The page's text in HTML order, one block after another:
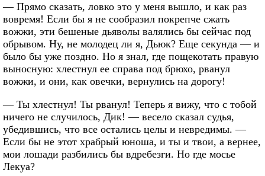
— Прямо сказать, ловко это у меня вышло, и как раз
вовремя! Если бы я не сообразил покрепче сжать
вожжи, эти бешеные дьяволы валялись бы сейчас под
обрывом. Ну, не молодец ли я, Дьюк? Еще секунда — и
было бы уже поздно. Но я знал, где пощекотать правую
выносную: хлестнул ее справа под брюхо, рванул
вожжи, и они, как овечки, вернулись на дорогу!
— Ты хлестнул! Ты рванул! Теперь я вижу, что с тобой
ничего не случилось, Дик! — весело сказал судья,
убедившись, что все остались целы и невредимы. —
Если бы не этот храбрый юноша, и ты и твои, а вернее,
мои лошади разбились бы вдребезги. Но где мосье
Лекуа?